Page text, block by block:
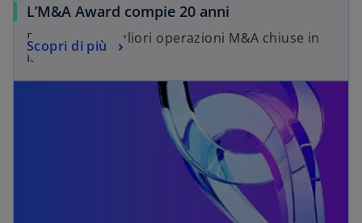
L’M&A Award compie 20 anni
Premiate le migliori operazioni M&A chiuse in
Italia
Scopri di più